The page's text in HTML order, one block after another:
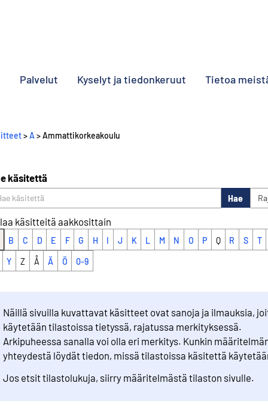
Palvelut Kyselyt ja tiedonkeruut Tietoa
>A > Ammattikorkeakoulu
käsitettä
Hae
käsitteitä aakkosittain
B C D E F G H I J K L M N O P Q R S T
Y Z Å Ä Ö 0-9
Näillä sivuilla kuvattavat käsitteet ovat sanoja ja ilmauksia,
käytetään tilastoissa tietyssä, rajatussa merkityksessä.
Arkipuheessa sanalla voi olla eri merkitys. Kunkin
yhteydestä löydät tiedon, missä tilastoissa käsitettä
Jos etsit tilastolukuja, siirry määritelmästä tilaston sivulle.